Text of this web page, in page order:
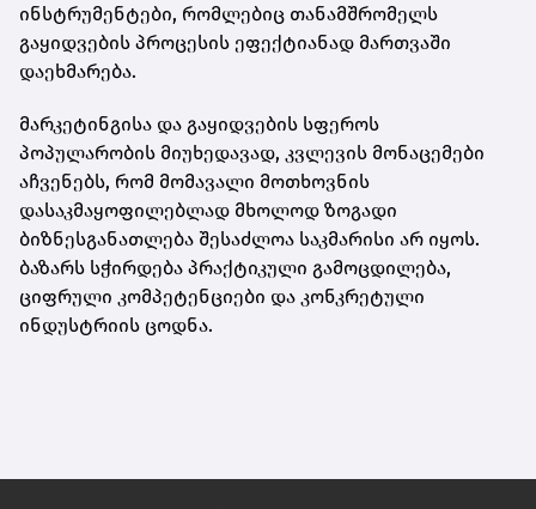
ინსტრუმენტები, რომლებიც თანამშრომელს
გაყიდვების პროცესის ეფექტიანად მართვაში
დაეხმარება.
მარკეტინგისა და გაყიდვების სფეროს
პოპულარობის მიუხედავად, კვლევის მონაცემები
აჩვენებს, რომ მომავალი მოთხოვნის
დასაკმაყოფილებლად მხოლოდ ზოგადი
ბიზნესგანათლება შესაძლოა საკმარისი არ იყოს.
ბაზარს სჭირდება პრაქტიკული გამოცდილება,
ციფრული კომპეტენციები და კონკრეტული
ინდუსტრიის ცოდნა.